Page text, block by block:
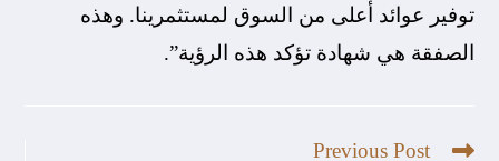
توفير عوائد أعلى من السوق لمستثمرينا. وهذه
الصفقة هي شهادة تؤكد هذه الرؤية”.
Previous Post